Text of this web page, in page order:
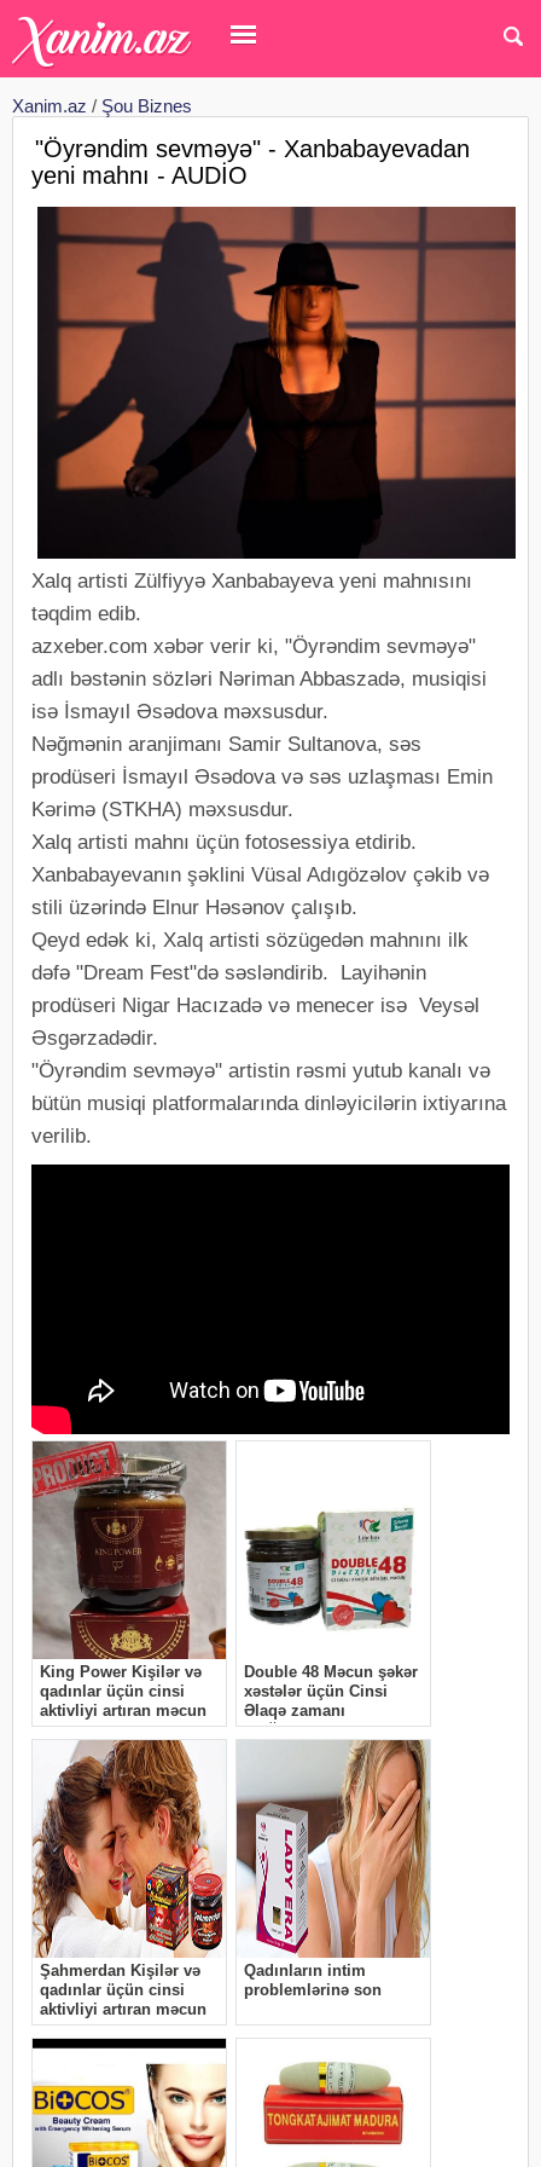
Xanim.az / Şou Biznes
"Öyrəndim sevməyə" - Xanbabayevadan
yeni mahnı - AUDİO
Xalq artisti Zülfiyyə Xanbabayeva yeni mahnısını
təqdim edib.
azxeber.com xəbər verir ki, "Öyrəndim sevməyə"
adlı bəstənin sözləri Nəriman Abbaszadə, musiqisi
isə İsmayıl Əsədova məxsusdur.
Nəğmənin aranjimanı Samir Sultanova, səs
prodüseri İsmayıl Əsədova və səs uzlaşması Emin
Kərimə (STKHA) məxsusdur.
Xalq artisti mahnı üçün fotosessiya etdirib.
Xanbabayevanın şəklini Vüsal Adıgözəlov çəkib və
stili üzərində Elnur Həsənov çalışıb.
Qeyd edək ki, Xalq artisti sözügedən mahnını ilk
dəfə "Dream Fest"də səsləndirib. Layihənin
prodüseri Nigar Hacızadə və menecer isə Veysəl
Əsgərzadədir.
"Öyrəndim sevməyə" artistin rəsmi yutub kanalı və
bütün musiqi platformalarında dinləyicilərin ixtiyarına
verilib.